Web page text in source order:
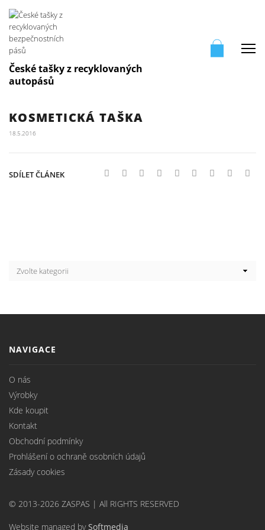
České tašky z recyklovaných
autopásů
KOSMETICKÁ TAŠKA
18.5.2016
SDÍLET ČLÁNEK
NAVIGACE
O nás
Výrobky
Kde koupit
Kontakt
Obchodní podmínky
Prohlášení o ochraně osobních údajů
Zásady cookies
© 2013-2026 ZASPAS | All RIGHTS RESERVED
Website managed bySoftmedia